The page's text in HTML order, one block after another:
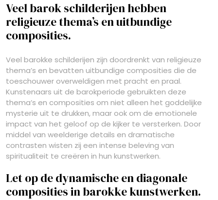
Veel barok schilderijen hebben
religieuze thema’s en uitbundige
composities.
Veel barokke schilderijen zijn doordrenkt van religieuze
thema’s en bevatten uitbundige composities die de
toeschouwer overweldigen met pracht en praal.
Kunstenaars uit de barokperiode gebruikten deze
thema’s en composities om niet alleen het goddelijke
mysterie uit te drukken, maar ook om de emotionele
impact van het geloof op de kijker te versterken. Door
middel van weelderige details en dramatische
contrasten wisten zij een intense beleving van
spiritualiteit te creëren in hun kunstwerken.
Let op de dynamische en diagonale
composities in barokke kunstwerken.